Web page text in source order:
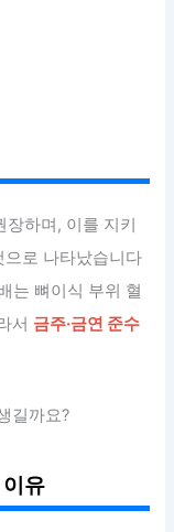
장하며, 이를 지키
로 나타났습니다
는 뼈이식 부위 혈
서 금주·금연 준수
길까요?
유